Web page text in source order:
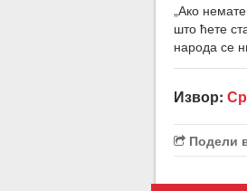
„Ако
што ћете
народа се
Извор:
Подели